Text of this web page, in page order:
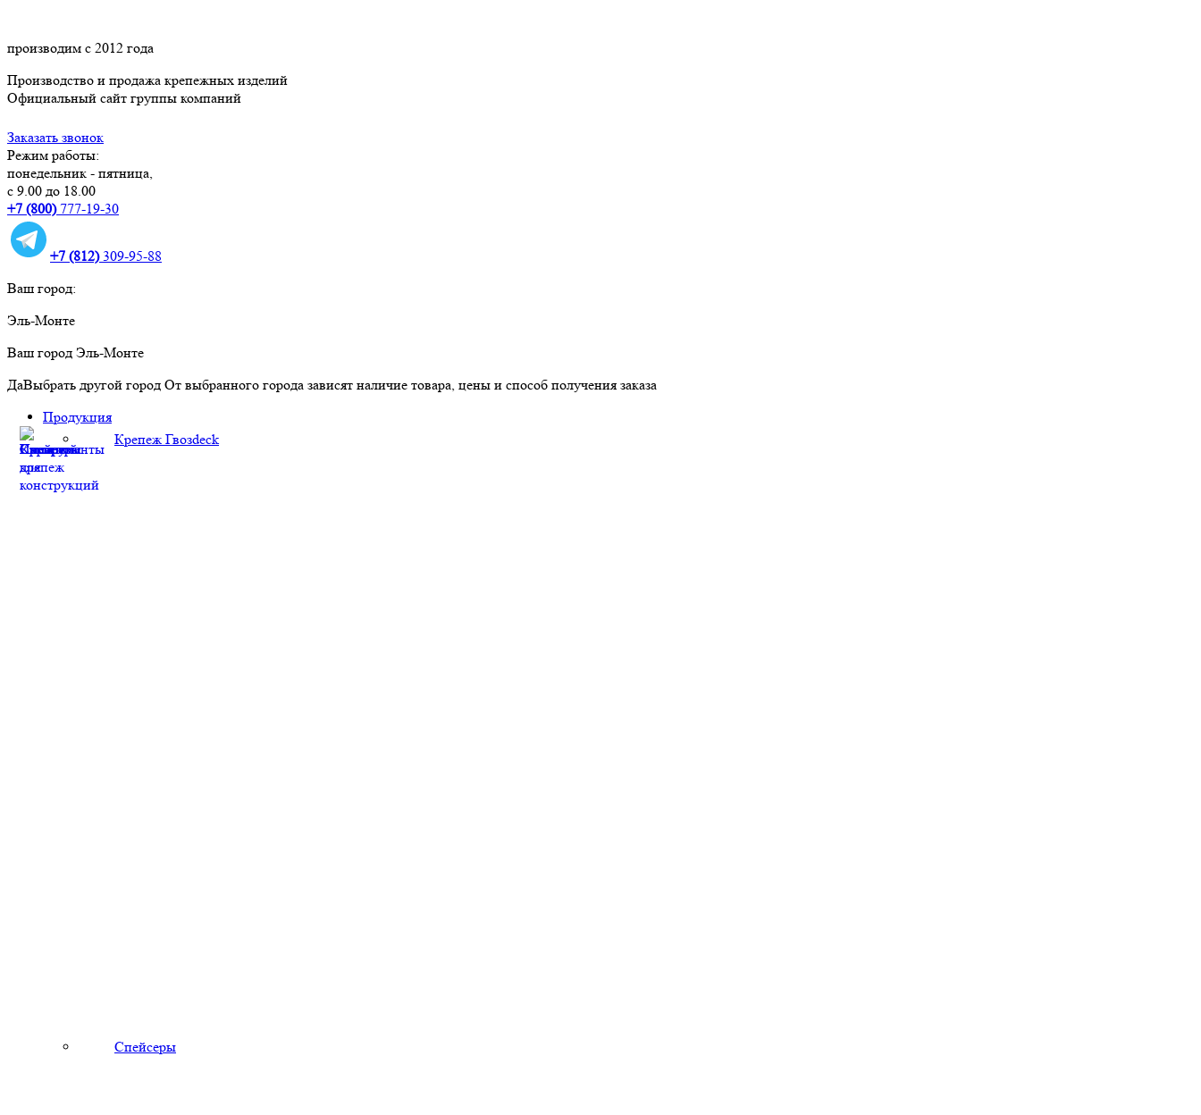
производим с 2012 года
Производство и продажа крепежных изделий
Официальный сайт группы компаний
Заказать звонок
Режим работы:
понедельник - пятница,
с 9.00 до 18.00
+7 (800)777-19-30
+7 (812)309-95-88
Ваш город:
Эль-Монте
Ваш город Эль-Монте
ДаВыбрать другой город От выбранного города зависят наличие товара, цены и способ получения заказа
Продукция
Крепеж Гвозdeck
Спейсеры